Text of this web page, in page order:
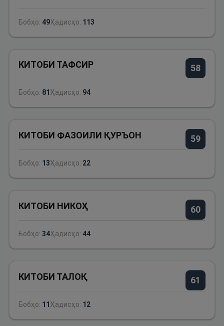
Бобҳо: 49Ҳадисҳо: 113
58
КИТОБИ ТАФСИР
Бобҳо: 81 Ҳадисҳо: 94
59
КИТОБИ ФАЗОИЛИ ҚУРЪОН
Бобҳо: 13Ҳадисҳо: 22
60
КИТОБИ НИКОҲ
Бобҳо: 34Ҳадисҳо: 44
61
КИТОБИ ТАЛОҚ
Бобҳо: 11 Ҳадисҳо: 12